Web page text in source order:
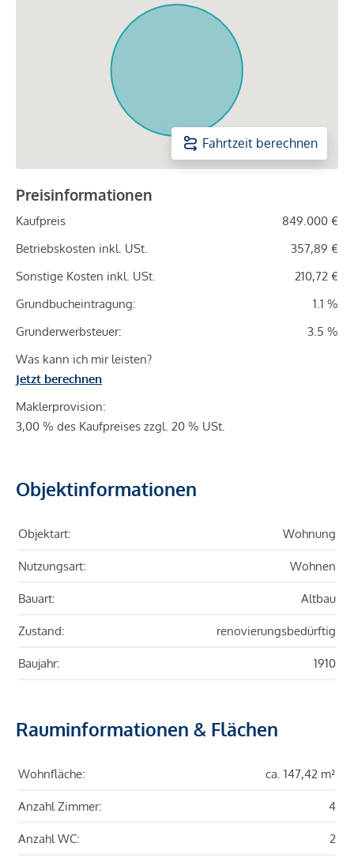
Fahrtzeit berechnen
Preisinformationen
Kaufpreis
849.000 €
Betriebskosten inkl. USt.
357,89 €
Sonstige Kosten inkl. USt.
210,72 €
Grundbucheintragung:
1.1 %
Grunderwerbsteuer:
3.5 %
Was kann ich mir leisten?
Jetzt berechnen
Maklerprovision:
3,00 % des Kaufpreises zzgl. 20 % USt.
Objektinformationen
Objektart: Wohnung
Nutzungsart: Wohnen
Bauart: Altbau
Zustand: renovierungsbedürftig
Baujahr: 1910
Rauminformationen & Flächen
Wohnfläche: ca. 147,42 m²
Anzahl Zimmer: 4
Anzahl WC: 2